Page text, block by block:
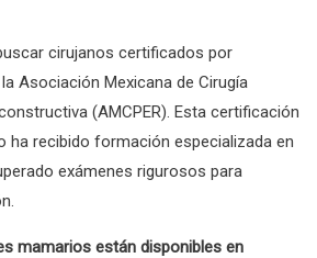
cirujanos certificados por
Asociación Mexicana de Cirugía
(AMCPER). Esta certificación
ha recibido formación especializada en
exámenes rigurosos para
mamarios están disponibles en